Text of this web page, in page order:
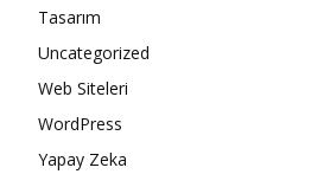
Tasarım
Uncategorized
Web Siteleri
WordPress
Yapay Zeka